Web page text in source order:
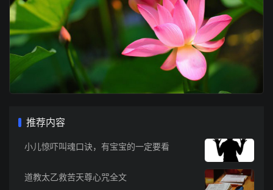
推荐内容
小儿惊吓叫魂口诀，有宝宝的一定要看
道教太乙救苦天尊心咒全文